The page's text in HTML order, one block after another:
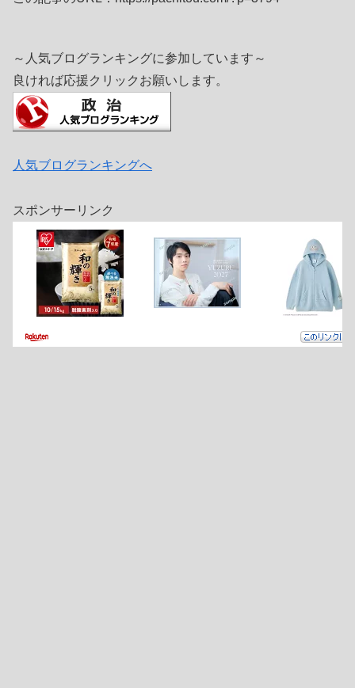
～人気ブログランキングに参加しています～
良ければ応援クリックお願いします。
人気ブログランキングへ
スポンサーリンク